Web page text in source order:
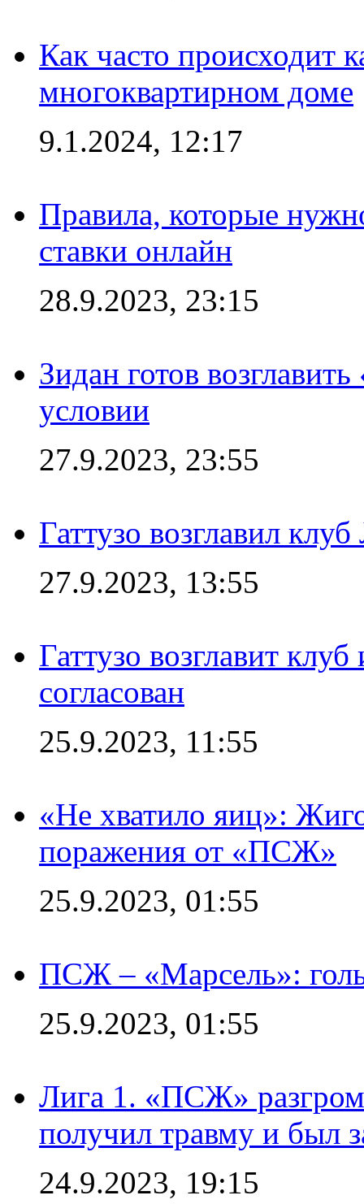
Как часто происходит
многоквартирном доме
9.1.2024, 12:17
Правила, которые
ставки онлайн
28.9.2023, 23:15
Зидан готов
условии
27.9.2023, 23:55
Гаттузо возглавил
27.9.2023, 13:55
Гаттузо возглавит
согласован
25.9.2023, 11:55
«Не хватило яиц»:
поражения от «ПСЖ»
25.9.2023, 01:55
ПСЖ – «Марсель»:
25.9.2023, 01:55
Лига 1. «ПСЖ»
получил травму и был
24.9.2023, 19:15